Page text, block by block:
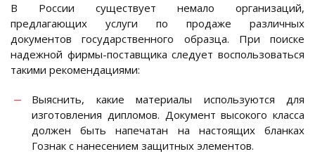
В России существует немало организаций,
предлагающих услуги по продаже различных
документов государственного образца. При поиске
надежной фирмы-поставщика следует воспользоваться
такими рекомендациями:
Выяснить, какие материалы используются для
изготовления дипломов. Документ высокого класса
должен быть напечатан на настоящих бланках
Гознак с нанесением защитных элементов.